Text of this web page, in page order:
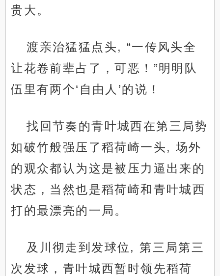
贵大。
渡亲治猛猛点头, “一传风头全
让花卷前辈占了，可恶！”明明队
伍里有两个‘自由人’的说！
找回节奏的青叶城西在第三局势
如破竹般强压了稻荷崎一头, 场外
的观众都认为这是被压力逼出来的
状态，当然也是稻荷崎和青叶城西
打的最漂亮的一局。
及川彻走到发球位, 第三局第三
次发球，青叶城西暂时领先稻荷